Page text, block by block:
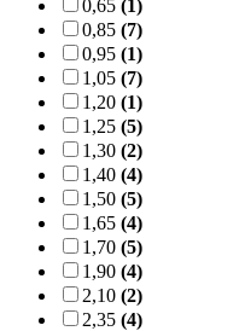
0,65 (1)
0,85 (7)
0,95 (1)
1,05 (7)
1,20 (1)
1,25 (5)
1,30 (2)
1,40 (4)
1,50 (5)
1,65 (4)
1,70 (5)
1,90 (4)
2,10 (2)
2,35 (4)